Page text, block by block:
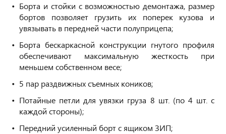
Борта и стойки с возможностью демонтажа, размер
бортов позволяет грузить их поперек кузова и
увязывать в передней части полуприцепа;
Борта бескаркасной конструкции гнутого профиля
обеспечивают максимальную жесткость при
меньшем собственном весе;
5 пар раздвижных съемных коников;
Потайные петли для увязки груза 8 шт. (по 4 шт. с
каждой стороны);
Передний усиленный борт с ящиком ЗИП;